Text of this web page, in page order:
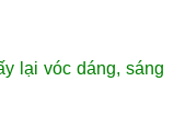
lại vóc dáng, sáng